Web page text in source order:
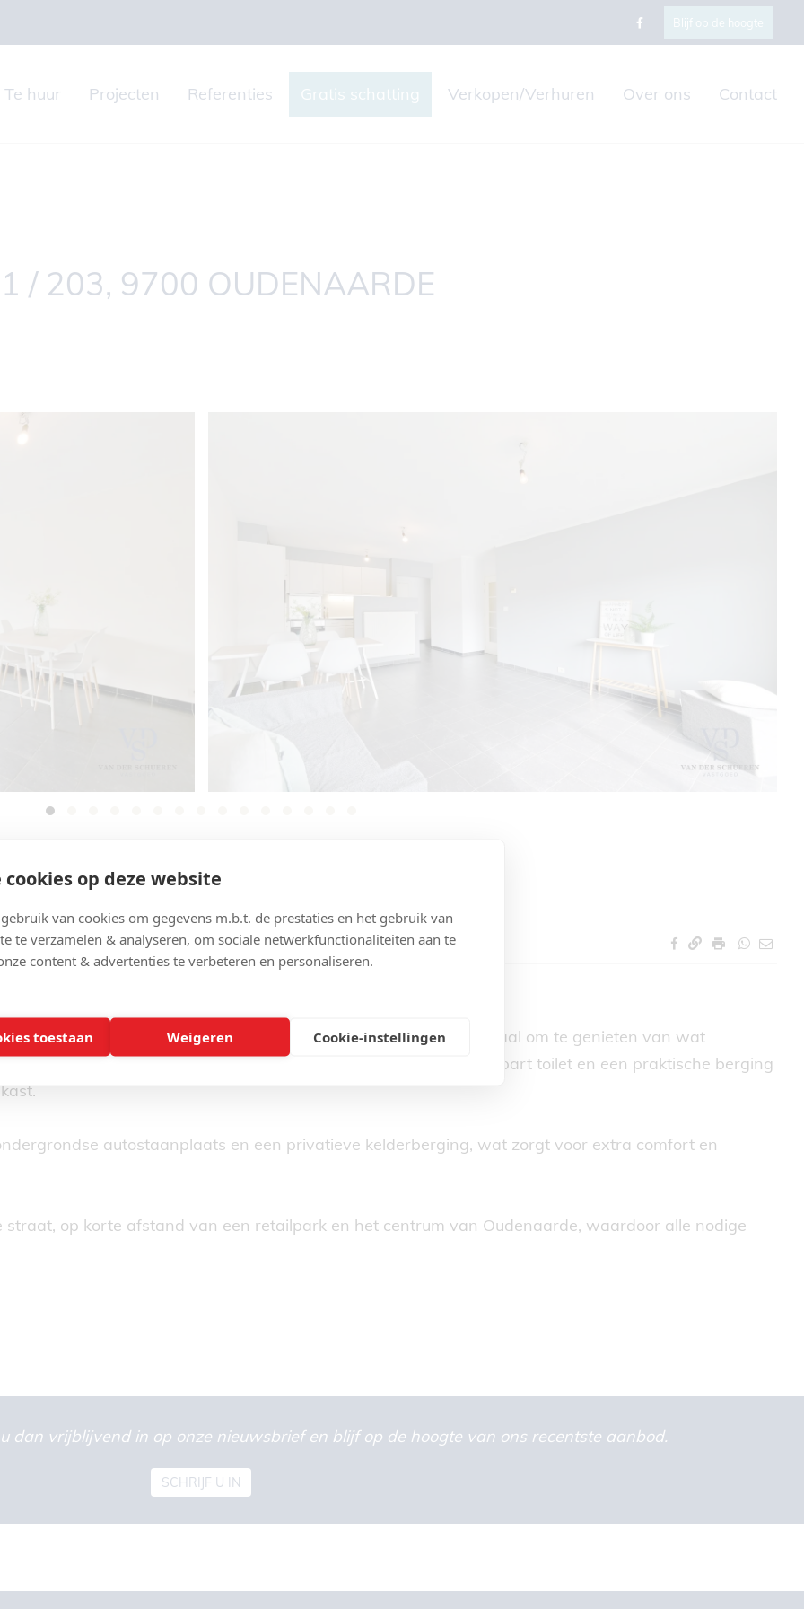
Blijf op de hoogte
Te huur Projecten Referenties Gratis schatting Verkopen/Verhuren Over ons Contact
/ 203, 9700 OUDENAARDE
Contact
en ruime leefruimte die uitgeeft op een aanpalend terras, ideaal om te genieten van wat
keuken. Verder zijn er twee slaapkamers, een badkamer, een apart toilet en een praktische berging
autostaanplaats en een privatieve kelderberging, wat zorgt voor extra comfort en
op korte afstand van een retailpark en het centrum van Oudenaarde, waardoor alle nodige
dan vrijblijvend in op onze nieuwsbrief en blijf op de hoogte van ons recentste aanbod.
SCHRIJF U IN
cookies op deze website
van cookies om gegevens m.b.t. de prestaties en het gebruik van
te verzamelen & analyseren, om sociale netwerkfunctionaliteiten aan te
content & advertenties te verbeteren en personaliseren.
toestaan Weigeren Cookie-instellingen